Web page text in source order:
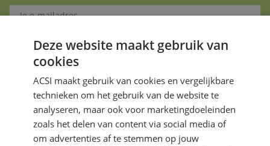
Aanmelden
Je gegevens zijn veilig en worden niet gedeeld met anderen
Deze website maakt gebruik van
cookies
ACSI maakt gebruik van cookies en vergelijkbare
technieken om het gebruik van de website te
analyseren, maar ook voor marketingdoeleinden
zoals het delen van content via social media of
om advertenties af te stemmen op jouw